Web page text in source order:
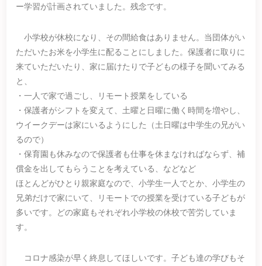
ー学習が計画されていました。残念です。
小学校が休校になり、その間給食はありません。当団体がい
ただいたお米を小学生に配ることにしました。保護者に取りに
来ていただいたり、家に届けたりで子どもの様子を聞いてみる
と、
・一人で家で過ごし、リモート授業をしている
・保護者がシフトを変えて、土曜と日曜に働く時間を増やし、
ウイークデーは家にいるようにした（土日曜は中学生の兄がい
るので）
・保育園も休みなので保護者も仕事を休まなければならず、補
償金を出してもらうことを考えている、などなど
ほとんどがひとり親家庭なので、小学生一人でとか、小学生の
兄弟だけで家にいて、リモートでの授業を受けている子どもが
多いです。どの家庭もそれぞれ小学校の休校で苦労していま
す。
コロナ感染が早く終息してほしいです。子ども達の学びもそ